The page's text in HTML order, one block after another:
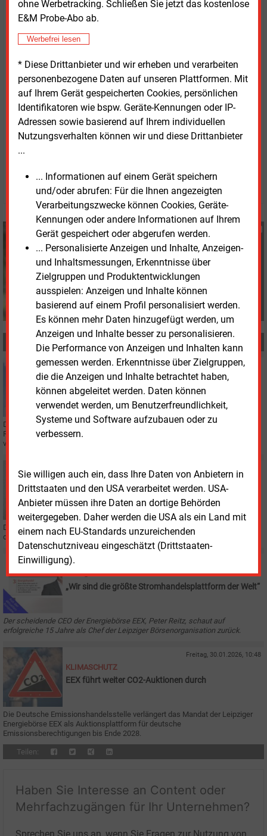
ohne Werbetracking. Schließen Sie jetzt das kostenlose
E&M Probe-Abo ab.
Werbefrei lesen
* Diese Drittanbieter und wir erheben und verarbeiten
personenbezogene Daten auf unseren Plattformen. Mit
auf Ihrem Gerät gespeicherten Cookies, persönlichen
Identifikatoren wie bspw. Geräte-Kennungen oder IP-
Adressen sowie basierend auf Ihrem individuellen
Nutzungsverhalten können wir und diese Drittanbieter
...
... Informationen auf einem Gerät speichern
und/oder abrufen: Für die Ihnen angezeigten
Verarbeitungszwecke können Cookies, Geräte-
Kennungen oder andere Informationen auf Ihrem
Gerät gespeichert oder abgerufen werden.
... Personalisierte Anzeigen und Inhalte, Anzeigen-
und Inhaltsmessungen, Erkenntnisse über
Zielgruppen und Produktentwicklungen
ausspielen: Anzeigen und Inhalte können
basierend auf einem Profil personalisiert werden.
Es können mehr Daten hinzugefügt werden, um
Anzeigen und Inhalte besser zu personalisieren.
Die Performance von Anzeigen und Inhalten kann
gemessen werden. Erkenntnisse über Zielgruppen,
die die Anzeigen und Inhalte betrachtet haben,
können abgeleitet werden. Daten können
verwendet werden, um Benutzerfreundlichkeit,
Systeme und Software aufzubauen oder zu
verbessern.
Sie willigen auch ein, dass Ihre Daten von Anbietern in
Drittstaaten und den USA verarbeitet werden. USA-
Anbieter müssen ihre Daten an dortige Behörden
weitergegeben. Daher werden die USA als ein Land mit
einem nach EU-Standards unzureichenden
Datenschutzniveau eingeschätzt (Drittstaaten-
Einwilligung).
Mit der Vergabe des CAP4-Mandats stellt die
Weichen für die nächste Ausbaustufe des
Die Details zum Zulassungsprozess für neue
Teilnehmer und zu den Zeitplänen werden laut EEX
zu gegebener Zeit veröffentlicht.
© 2026 Energie & Management GmbH
Stefan Sagmeister
+49 (0) 8152 9311 33
s.sagmeister@energie-
und-management.de
MEHR ZUM THEMA
Freitag, 3.07.2026, 16:27
KLIMASCHUTZ
Erste Auktion im nationalen CO2-Handel bringt
Höchstpreis
Die Energiebörse EEX in Leipzig hat erstmals Emissionszertifikate im
Rahmen des deutschen nationalen Emissionshandelssystems (nEHS)
versteigert.
GAS
EEX führt neues Handelssystem ein
Die Leipziger Energiebörse EEX implementiert ein neues Handelssystem für
den Erdgas-Spotmarkt. Die Testphase läuft.
E&M AUS DER AKTUELLEN AUSGABE
„Wir sind die größte Stromhandelsplattform der Welt“
Der scheidende CEO der Energiebörse EEX, Peter Reitz, schaut auf
erfolgreiche 15 Jahre als Chef der Leipziger Börsenorganisation zurück.
Freitag, 30.01.2026, 10:48
KLIMASCHUTZ
EEX führt weiter CO2-Auktionen durch
Die Deutsche Emissionshandelsstelle verlängert das Mandat der Leipziger
Energiebörse EEX als Auktionsplattform für deutsche
Emissionsberechtigungen bis Ende 2028.
Teilen:
Haben Sie Interesse an Content oder
Mehrfachzugängen für Ihr Unternehmen?